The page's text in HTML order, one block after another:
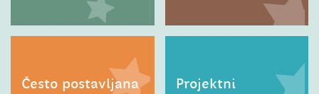
Često postavljana
Projektni